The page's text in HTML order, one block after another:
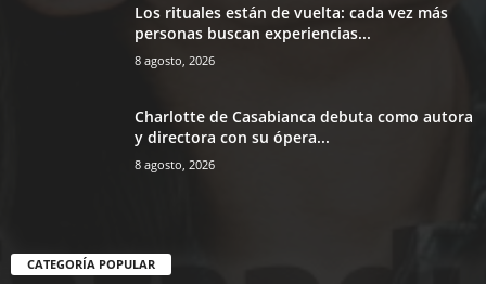
Los rituales están de vuelta: cada vez más
personas buscan experiencias...
8 agosto, 2026
Charlotte de Casabianca debuta como autora
y directora con su ópera...
8 agosto, 2026
CATEGORÍA POPULAR